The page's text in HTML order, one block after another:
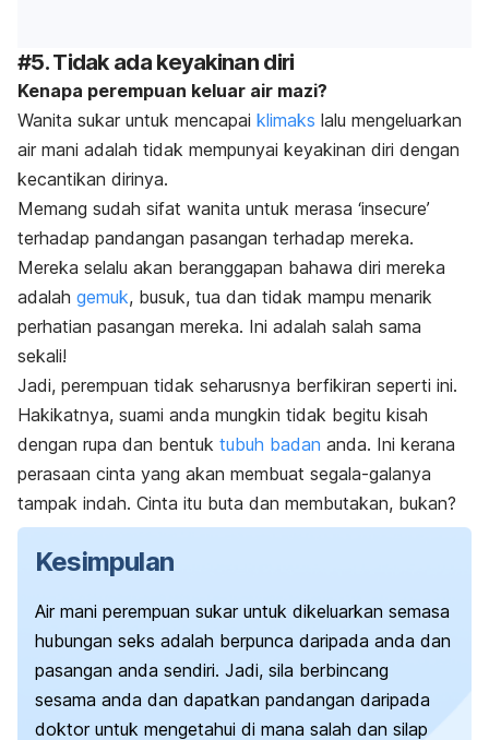
#5. Tidak ada keyakinan diri
Kenapa perempuan keluar air mazi?
Wanita sukar untuk mencapai klimaks lalu mengeluarkan
air mani adalah tidak mempunyai keyakinan diri dengan
kecantikan dirinya.
Memang sudah sifat wanita untuk merasa ‘insecure’
terhadap pandangan pasangan terhadap mereka.
Mereka selalu akan beranggapan bahawa diri mereka
adalah gemuk, busuk, tua dan tidak mampu menarik
perhatian pasangan mereka. Ini adalah salah sama
sekali!
Jadi, perempuan tidak seharusnya berfikiran seperti ini.
Hakikatnya, suami anda mungkin tidak begitu kisah
dengan rupa dan bentuk tubuh badan anda. Ini kerana
perasaan cinta yang akan membuat segala-galanya
tampak indah. Cinta itu buta dan membutakan, bukan?
Kesimpulan
Air mani perempuan sukar untuk dikeluarkan semasa
hubungan seks adalah berpunca daripada anda dan
pasangan anda sendiri. Jadi, sila berbincang
sesama anda dan dapatkan pandangan daripada
doktor untuk mengetahui di mana salah dan silap